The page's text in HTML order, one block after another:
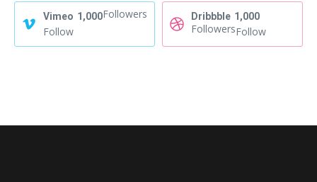
Vimeo 1,000Followers
Follow
Dribbble 1,000
FollowersFollow